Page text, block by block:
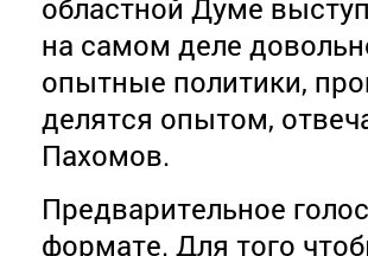
областной Думе
на самом деле
опытные политики,
делятся опытом,
Пахомов.
Предварительное
формате. Для того